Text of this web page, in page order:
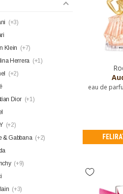
(+3)
Klein (+7)
Herrera (+1)
(+2)
Dior (+1)
(+2)
& Gabbana (+2)
(+9)
(+3)
eau de